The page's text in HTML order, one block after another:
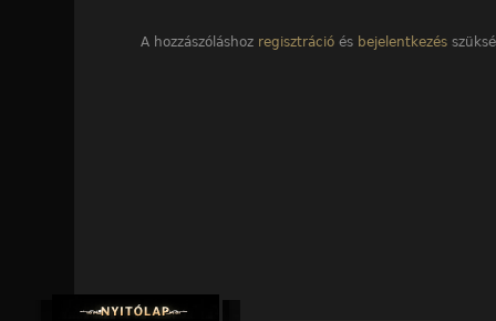
A hozzászóláshoz regisztráció és bejelentkezés